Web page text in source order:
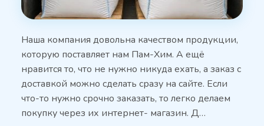
Наша компания довольна качеством продукции,
которую поставляет нам Пам-Хим. А ещё
нравится то, что не нужно никуда ехать, а заказ с
доставкой можно сделать сразу на сайте. Если
что-то нужно срочно заказать, то легко делаем
покупку через их интернет- магазин. Д…